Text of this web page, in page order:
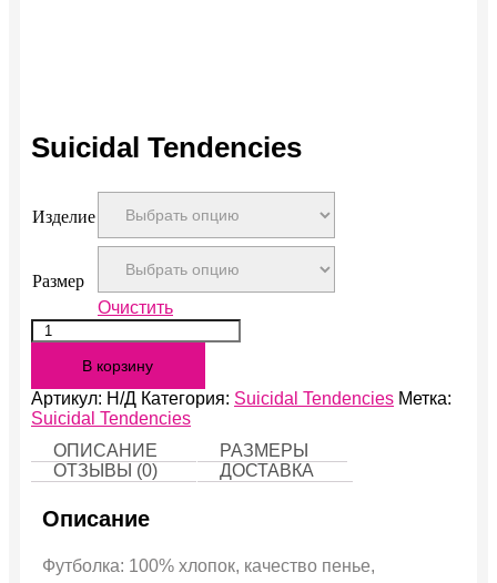
Suicidal Tendencies
Изделие
Размер
Очистить
Количество
Suicidal
TendenciesВ корзину
Артикул: Н/Д Категория: Suicidal Tendencies Метка:
Suicidal Tendencies
ОПИСАНИЕ
РАЗМЕРЫ
ОТЗЫВЫ (0)
ДОСТАВКА
Описание
Футболка: 100% хлопок, качество пенье,